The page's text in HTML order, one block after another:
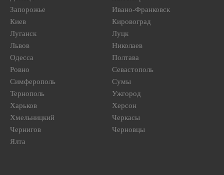
Запорожье
Ивано-Франковск
Киев
Кировоград
Луганск
Луцк
Львов
Николаев
Одесса
Полтава
Ровно
Севастополь
Симферополь
Сумы
Тернополь
Ужгород
Харьков
Херсон
Хмельницкий
Черкасы
Чернигов
Черновцы
Ялта